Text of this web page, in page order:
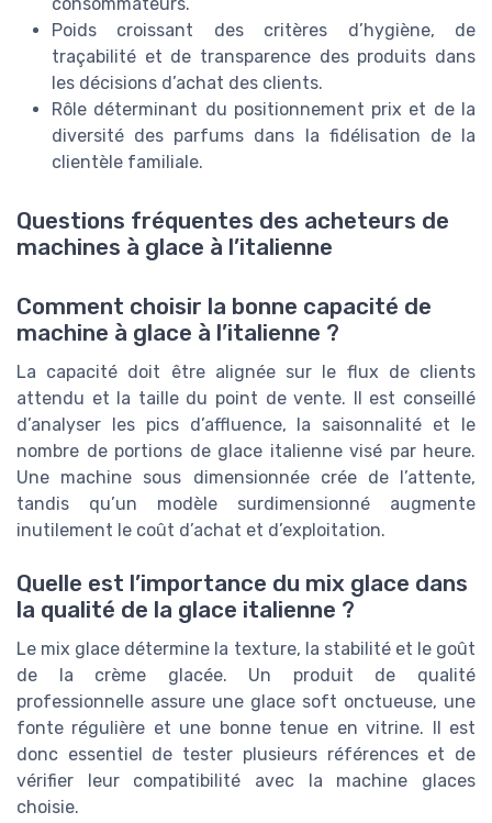
Poids croissant des critères d’hygiène, de
traçabilité et de transparence des produits dans
les décisions d’achat des clients.
Rôle déterminant du positionnement prix et de la
diversité des parfums dans la fidélisation de la
clientèle familiale.
Questions fréquentes des acheteurs de
machines à glace à l’italienne
Comment choisir la bonne capacité de
machine à glace à l’italienne ?
La capacité doit être alignée sur le flux de clients
attendu et la taille du point de vente. Il est conseillé
d’analyser les pics d’affluence, la saisonnalité et le
nombre de portions de glace italienne visé par heure.
Une machine sous dimensionnée crée de l’attente,
tandis qu’un modèle surdimensionné augmente
inutilement le coût d’achat et d’exploitation.
Quelle est l’importance du mix glace dans
la qualité de la glace italienne ?
Le mix glace détermine la texture, la stabilité et le goût
de la crème glacée. Un produit de qualité
professionnelle assure une glace soft onctueuse, une
fonte régulière et une bonne tenue en vitrine. Il est
donc essentiel de tester plusieurs références et de
vérifier leur compatibilité avec la machine glaces
choisie.